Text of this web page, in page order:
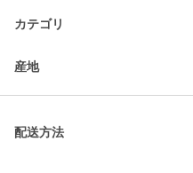
カテゴリ
産地
配送方法